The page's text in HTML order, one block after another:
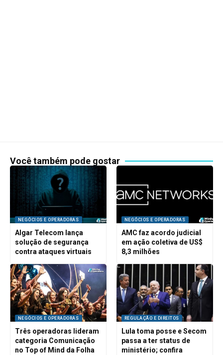
Você também pode gostar
NEGÓCIOS E OPERADORAS
Algar Telecom lança
solução de segurança
contra ataques virtuais
NEGÓCIOS E OPERADORAS
AMC faz acordo judicial
em ação coletiva de US$
8,3 milhões
NEGÓCIOS E OPERADORAS
Três operadoras lideram
categoria Comunicação
no Top of Mind da Folha
REGULAÇÃO E DIREITOS
Lula toma posse e Secom
passa a ter status de
ministério; confira